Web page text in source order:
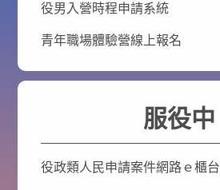
役男入營時程申請系統
青年職場體驗營線上報名
服役中
役政類人民申請案件網路ｅ櫃台